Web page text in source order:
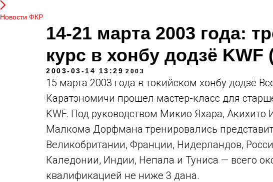
Новости ФКР
14-21 марта 2003 года:
курс в хонбу додзё
2003-03-14 13:29 2003
15 марта 2003 года в токийском хонбу додзё
Каратэномичи прошел мастер-класс для
KWF. Под руководством Микио Яхара, Акихито
Малкома Дорфмана тренировались
Великобритании, Франции, Нидерландов,
Каледонии, Индии, Непала и Туниса — всего
квалификацией не ниже 3 дана.